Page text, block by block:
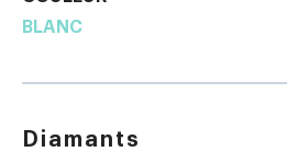
BLANC
Diamants